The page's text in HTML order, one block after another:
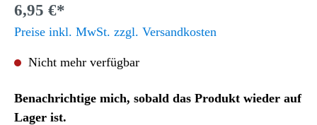
6,95 €*
Preise inkl. MwSt. zzgl. Versandkosten
Nicht mehr verfügbar
Benachrichtige mich, sobald das Produkt wieder auf
Lager ist.